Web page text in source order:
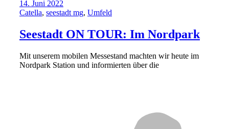
14. Juni 2022
Catella, seestadt mg, Umfeld
Seestadt ON TOUR: Im Nordpark
Mit unserem mobilen Messestand machten wir heute im
Nordpark Station und informierten über die